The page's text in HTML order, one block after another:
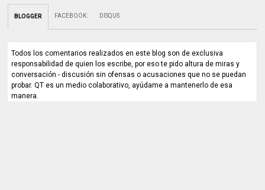
BLOGGER FACEBOOK: DISQUS
Todos los comentarios realizados en este blog son de exclusiva
responsabilidad de quien los escribe, por eso te pido altura de miras y
conversación - discusión sin ofensas o acusaciones que no se puedan
probar. QT es un medio colaborativo, ayúdame a mantenerlo de esa
manera.